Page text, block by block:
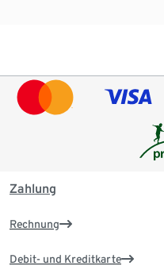
Zahlung
Rechnung
Debit- und Kreditkarte